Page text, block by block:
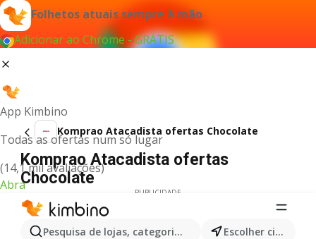
Folhetos atuais sempre à mão
Adicionar ao Chrome - GRÁTIS
App Kimbino
Todas as ofertas num só lugar
(14,1 mil avaliações)
Abra
Pesquisa de lojas, categorias,produtos... Escolher cidade
Komprao Atacadista ofertas Chocolate
Komprao Atacadista ofertas
Chocolate
PUBLICIDADE